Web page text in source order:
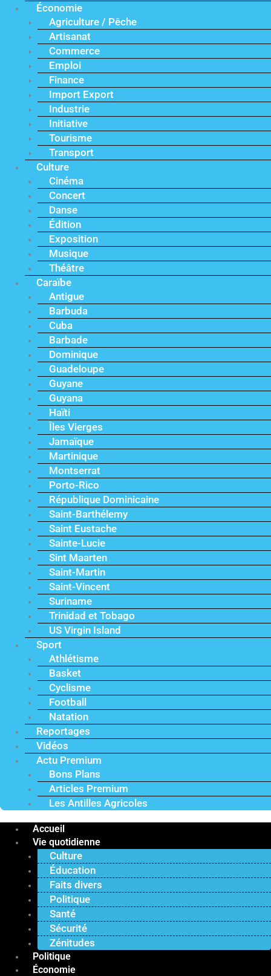
Économie
Agriculture / Pêche
Artisanat
Commerce
Emploi
Finance
Import Export
Industrie
Initiative
Tourisme
Transport
Culture
Cinéma
Concert
Danse
Édition
Exposition
Musique
Théâtre
Caraïbe
Antigue
Barbuda
Cuba
Barbade
Dominique
Guadeloupe
Guyane
Guyana
Haïti
Îles Vierges
Jamaïque
Martinique
Montserrat
Porto-Rico
République Dominicaine
Saint-Barthélemy
Saint Eustache
Sainte-Lucie
Sint Maarten
Saint-Martin
Saint-Vincent
Suriname
Trinidad et Tobago
US Virgin Island
Sport
Athlétisme
Basket
Cyclisme
Football
Natation
Reportages
Vidéos
Actu Premium
Bons Plans
Articles Premium
Les Antilles Agricoles
Accueil
Vie quotidienne
Culture
Éducation
Faits divers
Politique
Santé
Sécurité
Zénitudes
Politique
Économie